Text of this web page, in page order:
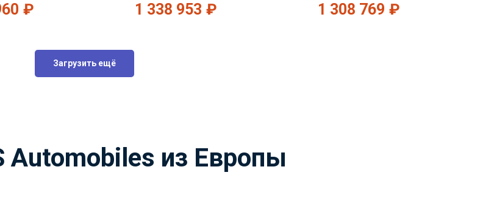
₽ 1 338 953 ₽ 1 308 769 ₽
Загрузить ещё
Automobiles из Европы